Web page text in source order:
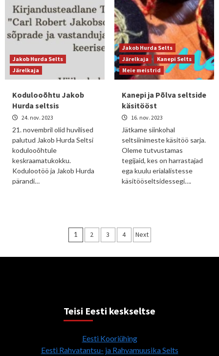
Jakob Hurda Selts
Järelkaja
Kodulooõhtu Jakob
Hurda seltsis
24. nov. 2023
21. novembril olid huvilised
palutud Jakob Hurda Seltsi
kodulooõhtule
keskraamatukokku.
Kodulootöö ja Jakob Hurda
pärandi…
Jakob Hurda Selts
Järelkaja
Kanepi Selts
Meie meistrid
Kanepi ja Põlva seltside
käsitööst
16. nov. 2023
Jätkame siinkohal
seltsiinimeste käsitöö sarja.
Oleme tutvustamas
tegijaid, kes on harrastajad
ega kuulu erialalistesse
käsitööseltsidessegi….
Posts
1 2 3 4 Next
Teisi Eesti keskseltse
Eesti Kooriühing
Eesti Rahvatantsu- ja Rahvamuusika Selts